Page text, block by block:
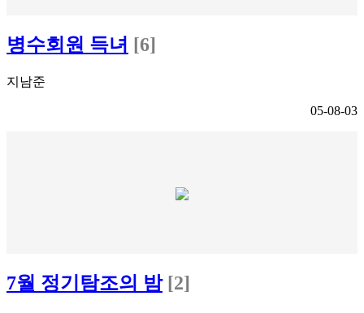
병수회원 득녀 [6]
지남준
05-08-03
7월 정기탐조의 밤 [2]